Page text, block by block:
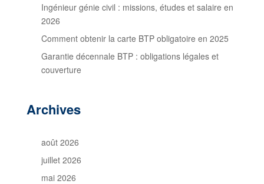
Ingénieur génie civil : missions, études et salaire en
2026
Comment obtenir la carte BTP obligatoire en 2025
Garantie décennale BTP : obligations légales et
couverture
Archives
août 2026
juillet 2026
mai 2026